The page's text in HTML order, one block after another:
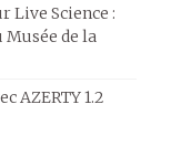
Live Science :
de la
AZERTY 1.2